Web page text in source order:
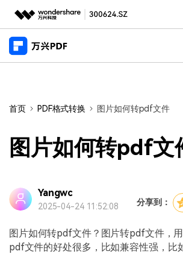
推荐产品
新闻中心
关于万兴
帮助中心
客服热线：4000-
桌面端
万兴PDF Mac版
万兴PDF 安卓版
万兴PDF iOS版
功能
PDF新功能
PDF编辑器
PDF合并工具
PDF加密
商业合作
企业采购
经销商招募
产品支持
常见问题
首页 PDF格式转换 图片如何转pdf文件
图片如何转pdf文
Yangwc
2025-04-24 11:52:08 分享到：
图片如何转pdf文件？图片转pdf文件，用
pdf文件的好处很多，比如兼容性强，比